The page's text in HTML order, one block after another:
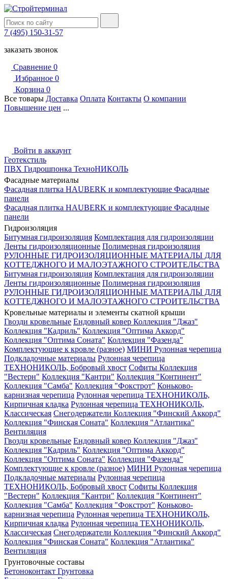
7 (495) 150-31-57
заказать звонок
Сравнение 0
Избранное 0
Корзина 0
Все товары Доставка Оплата Контакты О компании
Повышение цен ...
Войти в аккаунт
Геотекстиль
ПВХ Гидрошпонка ТехноНИКОЛЬ
Фасадные материалы
Фасадная плитка HAUBERK и комплектующие Фасадные
панели
Фасадная плитка HAUBERK и комплектующие Фасадные
панели
Гидроизоляция
Битумная гидроизоляция Комплектация для гидроизоляции
Ленты гидроизоляционные Полимерная гидроизоляция
РУЛОННЫЕ ГИДРОИЗОЛЯЦИОННЫЕ МАТЕРИАЛЫ ДЛЯ
КОТТЕДЖНОГО И МАЛОЭТАЖНОГО СТРОИТЕЛЬСТВА
Битумная гидроизоляция Комплектация для гидроизоляции
Ленты гидроизоляционные Полимерная гидроизоляция
РУЛОННЫЕ ГИДРОИЗОЛЯЦИОННЫЕ МАТЕРИАЛЫ ДЛЯ
КОТТЕДЖНОГО И МАЛОЭТАЖНОГО СТРОИТЕЛЬСТВА
Кровельные материалы и элементы скатной крыши
Гвозди кровельные Ендовный ковер Коллекция "Джаз"
Коллекция "Кадриль" Коллекция "Оптима Аккорд"
Коллекция "Оптима Соната" Коллекция "Фазенда"
Комплектующие к кровле (разное) МИНИ Рулонная черепица
Подкладочные материалы Рулонная черепица
ТЕХНОНИКОЛЬ, Бобровый хвост Софиты Коллекция
"Вестерн" Коллекция "Кантри" Коллекция "Континент"
Коллекция "Самба" Коллекция "Фокстрот" Коньково-
карнизная черепица Рулонная черепица ТЕХНОНИКОЛЬ,
Кирпичная кладка Рулонная черепица ТЕХНОНИКОЛЬ,
Классическая Снегодержатели Коллекция "Финский Аккорд"
Коллекция "Финская Соната" Коллекция "Атлантика"
Вентиляция
Гвозди кровельные Ендовный ковер Коллекция "Джаз"
Коллекция "Кадриль" Коллекция "Оптима Аккорд"
Коллекция "Оптима Соната" Коллекция "Фазенда"
Комплектующие к кровле (разное) МИНИ Рулонная черепица
Подкладочные материалы Рулонная черепица
ТЕХНОНИКОЛЬ, Бобровый хвост Софиты Коллекция
"Вестерн" Коллекция "Кантри" Коллекция "Континент"
Коллекция "Самба" Коллекция "Фокстрот" Коньково-
карнизная черепица Рулонная черепица ТЕХНОНИКОЛЬ,
Кирпичная кладка Рулонная черепица ТЕХНОНИКОЛЬ,
Классическая Снегодержатели Коллекция "Финский Аккорд"
Коллекция "Финская Соната" Коллекция "Атлантика"
Вентиляция
Грунтовочные составы
Бетоноконтакт Грунтовка